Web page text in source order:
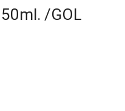
50ml. /GOL